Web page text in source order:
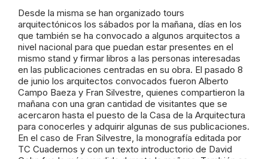
Desde la misma se han organizado tours
arquitectónicos los sábados por la mañana, días en los
que también se ha convocado a algunos arquitectos a
nivel nacional para que puedan estar presentes en el
mismo stand y firmar libros a las personas interesadas
en las publicaciones centradas en su obra. El pasado 8
de junio los arquitectos convocados fueron Alberto
Campo Baeza y Fran Silvestre, quienes compartieron la
mañana con una gran cantidad de visitantes que se
acercaron hasta el puesto de la Casa de la Arquitectura
para conocerles y adquirir algunas de sus publicaciones.
En el caso de Fran Silvestre, la monografía editada por
TC Cuadernos y con un texto introductorio de David